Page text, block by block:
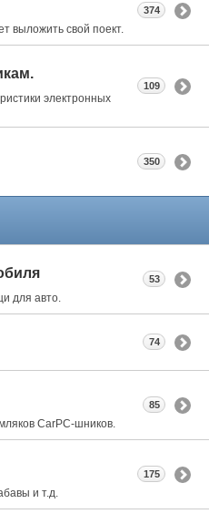
выложить свой поект.
374
электронных
109
350
для авто.
53
74
CarPC-шников.
85
и т.д.
175